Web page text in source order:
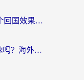
穿梭VPN和海牛VPN对比哪个回国效果更好？海外华人亲测3款热门加速器+避坑指南
在国外用加速器对国内能加速吗？海外党亲测有效的无缝访问指南